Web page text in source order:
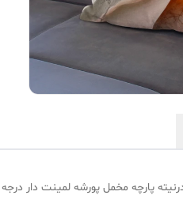
پارچه مخمل پورشه لمینت دار